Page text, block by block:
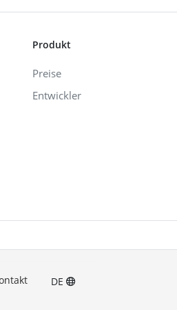
Produkt
Preise
Entwickler
DE